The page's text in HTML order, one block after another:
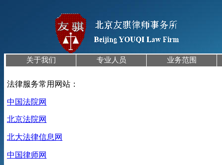
关于我们 专业人员 业务范围
法律服务常用网站：
中国法院网
北京法院网
北大法律信息网
中 国律师网